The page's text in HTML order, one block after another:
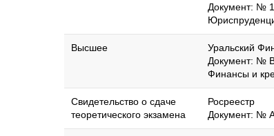
Документ: №
Высшее
Уральский
Документ: №
Финансы и
Свидетельство о сдаче
теоретического экзамена
Росреестр
Документ: №